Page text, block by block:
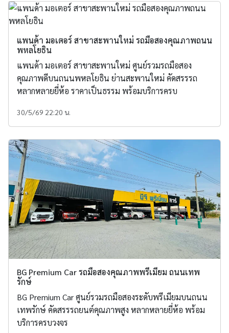
แพนด้า มอเตอร์ สาขาสะพานใหม่ รถมือสองคุณภาพถนน
พหลโยธิน
แพนด้า มอเตอร์ สาขาสะพานใหม่ ศูนย์รวมรถมือสอง
คุณภาพดีบนถนนพหลโยธิน ย่านสะพานใหม่ คัดสรรรถ
หลากหลายยี่ห้อ ราคาเป็นธรรม พร้อมบริการครบ
30/5/69 22:20 น.
BG Premium Car รถมือสองคุณภาพพรีเมียม ถนนเทพ
รักษ์
BG Premium Car ศูนย์รวมรถมือสองระดับพรีเมียมบนถนน
เทพรักษ์ คัดสรรรถยนต์คุณภาพสูง หลากหลายยี่ห้อ พร้อม
บริการครบวงจร